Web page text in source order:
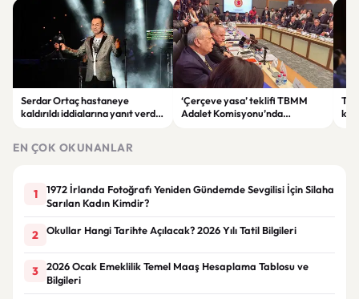
Serdar Ortaç hastaneye
kaldırıldı iddialarına yanıt verdi:
‘Çerçeve yasa’ teklifi TBMM
Adalet Komisyonu’nda
EN ÇOK OKUNANLAR
1
1972 İrlanda Fotoğrafı Yeniden Gündemde Sevgilisi İçin Silaha
Sarılan Kadın Kimdir?
2 Okullar Hangi Tarihte Açılacak? 2026 Yılı Tatil Bilgileri
3
2026 Ocak Emeklilik Temel Maaş Hesaplama Tablosu ve
Bilgileri